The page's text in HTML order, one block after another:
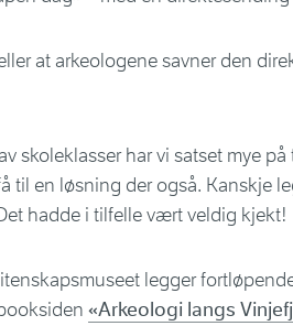
at arkeologene savner den
skoleklasser har vi satset mye
til en løsning der også. Kanskje
hadde i tilfelle vært veldig kjekt!
legger
«Arkeologi langs